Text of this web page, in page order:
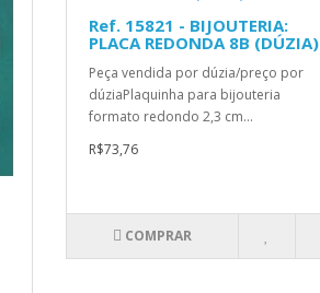
Ref. 15821 - BIJOUTERIA:
PLACA REDONDA 8B (DÚZIA)
Peça vendida por dúzia/preço por
dúziaPlaquinha para bijouteria
formato redondo 2,3 cm...
R$73,76
COMPRAR